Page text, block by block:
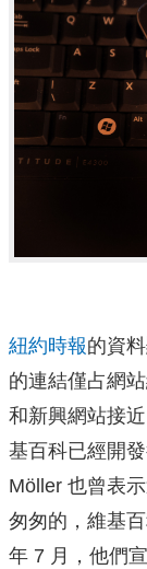
紐約時報的資
的連結僅占網
和新興網站接
基百科已經開
Möller 也曾表
匆匆的，維基
年 7 月，他們